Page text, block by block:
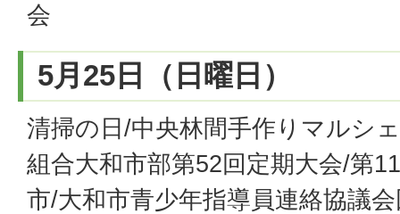
会
5月25日（日曜日）
清掃の日/中央林間手作りマルシ
組合大和市部第52回定期大会/第
市/大和市青少年指導員連絡協議